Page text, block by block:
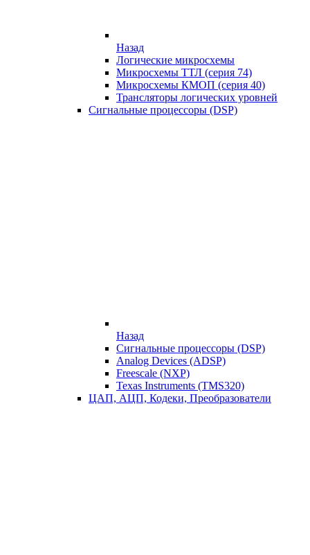
Назад
Логические микросхемы
Микросхемы ТТЛ (серия 74)
Микросхемы КМОП (серия 40)
Трансляторы логических уровней
Сигнальные процессоры (DSP)
Назад
Сигнальные процессоры (DSP)
Analog Devices (ADSP)
Freescale (NXP)
Texas Instruments (TMS320)
ЦАП, АЦП, Кодеки, Преобразователи